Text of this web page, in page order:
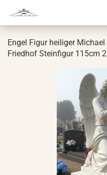
Engel Figur hei­li­ger
Fried­hof Stein­fi­gur 115cm